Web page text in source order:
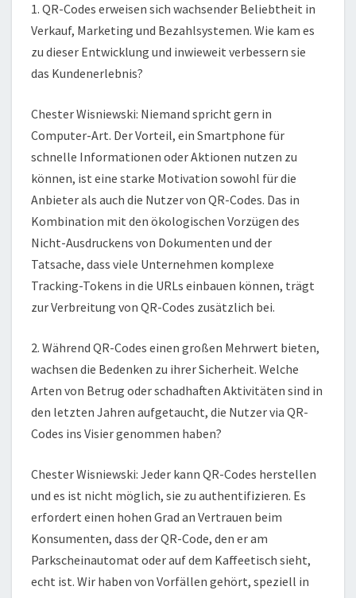
1. QR-Codes erweisen sich wachsender Beliebtheit in
Verkauf, Marketing und Bezahlsystemen. Wie kam es
zu dieser Entwicklung und inwieweit verbessern sie
das Kundenerlebnis?
Chester Wisniewski: Niemand spricht gern in
Computer-Art. Der Vorteil, ein Smartphone für
schnelle Informationen oder Aktionen nutzen zu
können, ist eine starke Motivation sowohl für die
Anbieter als auch die Nutzer von QR-Codes. Das in
Kombination mit den ökologischen Vorzügen des
Nicht-Ausdruckens von Dokumenten und der
Tatsache, dass viele Unternehmen komplexe
Tracking-Tokens in die URLs einbauen können, trägt
zur Verbreitung von QR-Codes zusätzlich bei.
2. Während QR-Codes einen großen Mehrwert bieten,
wachsen die Bedenken zu ihrer Sicherheit. Welche
Arten von Betrug oder schadhaften Aktivitäten sind in
den letzten Jahren aufgetaucht, die Nutzer via QR-
Codes ins Visier genommen haben?
Chester Wisniewski: Jeder kann QR-Codes herstellen
und es ist nicht möglich, sie zu authentifizieren. Es
erfordert einen hohen Grad an Vertrauen beim
Konsumenten, dass der QR-Code, den er am
Parkscheinautomat oder auf dem Kaffeetisch sieht,
echt ist. Wir haben von Vorfällen gehört, speziell in